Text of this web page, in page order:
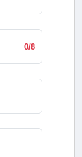
0/8